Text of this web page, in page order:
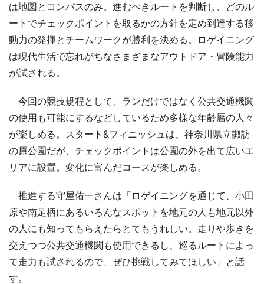
は地図とコンパスのみ。進むべきルートを判断し、どのル
ートでチェックポイントを取るかの方針を定め到達する移
動力の発揮とチームワークが勝利を決める。ロゲイニング
は現代生活で忘れがちなさまざまなアウトドア・冒険能力
が試される。
今回の競技規程として、ランだけではなく公共交通機関
の使用も可能にするなどしているため多様な年齢層の人々
が楽しめる。スタート&フィニッシュは、神奈川県立諏訪
の原公園だが、チェックポイントは公園の外を出て広いエ
リアに設置。変化に富んだコースが楽しめる。
推進する守屋佑一さんは「ロゲイニングを通じて、小田
原や南足柄にあるいろんなスポットを地元の人も地元以外
の人にも知ってもらえたらとてもうれしい。走りや歩きを
交えつつ公共交通機関も使用できるし、巡るルートによっ
て走力も試されるので、ぜひ挑戦してみてほしい」と話
す。